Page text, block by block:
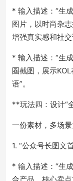
* 输入描述：“生
图片，以时尚杂
增强真实感和社交
* 输入描述：“生
圈截图，展示
语”。
**玩法四：设计“
一份素材，多场景
1. “公众号长图文
* 输入描述：“生